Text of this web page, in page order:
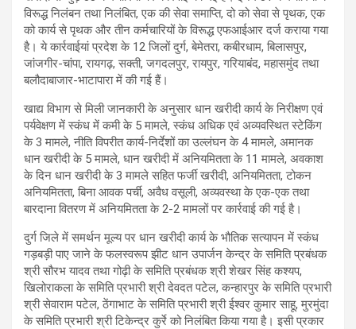
विरूद्ध निलंबन तथा निलंबित, एक की सेवा समाप्ति, दो को सेवा से पृथक, एक
को कार्य से पृथक और तीन कर्मचारियों के विरूद्ध एफआईआर दर्ज कराया गया
है। ये कार्रवाईयां प्रदेश के 12 जिलों दुर्ग, बेमेतरा, कबीरधाम, बिलासपुर,
जांजगीर-चांपा, रायगढ़, सक्ती, जगदलपुर, रायपुर, गरियाबंद, महासमुंद तथा
बलौदाबाजार-भाटापारा में की गई हैं।
खाद्य विभाग से मिली जानकारी के अनुसार धान खरीदी कार्य के निरीक्षण एवं
पर्यवेक्षण में स्कंध में कमी के 5 मामले, स्कंध अधिक एवं अव्यवस्थित स्टेकिंग
के 3 मामले, नीति विपरीत कार्य-निर्देशों का उल्लंघन के 4 मामले, अमानक
धान खरीदी के 5 मामले, धान खरीदी में अनियमितता के 11 मामले, अवकाश
के दिन धान खरीदी के 3 मामले सहित फर्जी खरीदी, अनियमितता, टोकन
अनियमितता, बिना आवक पर्ची, अवैध वसूली, अव्यवस्था के एक-एक तथा
बारदाना वितरण में अनियमितता के 2-2 मामलों पर कार्रवाई की गई है।
दुर्ग जिले में समर्थन मूल्य पर धान खरीदी कार्य के भौतिक सत्यापन में स्कंध
गड़बड़ी पाए जाने के फलस्वरूप झीट धान उपार्जन केन्द्र के समिति प्रबंधक
श्री सौरभ यादव तथा गोढ़ी के समिति प्रबंधक श्री शेखर सिंह कश्यप,
खिलोराकला के समिति प्रभारी श्री देवदत पटेल, कन्हारपुर के समिति प्रभारी
श्री सेवाराम पटेल, ठेंगाभाट के समिति प्रभारी श्री ईश्वर कुमार साहू, मुरमुंदा
के समिति प्रभारी श्री टिकेन्द्र कुर्रे को निलंबित किया गया है। इसी प्रकार